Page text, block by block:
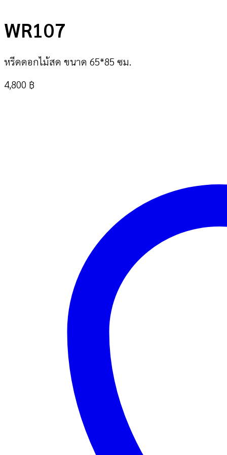
WR107
หรีดดอกไม้สด ขนาด 65*85 ซม.
4,800 ฿